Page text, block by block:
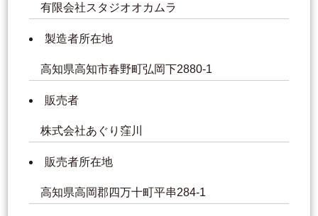
有限会社スタジオオカムラ
製造者所在地
高知県高知市春野町弘岡下2880-1
販売者
株式会社あぐり窪川
販売者所在地
高知県高岡郡四万十町平串284-1